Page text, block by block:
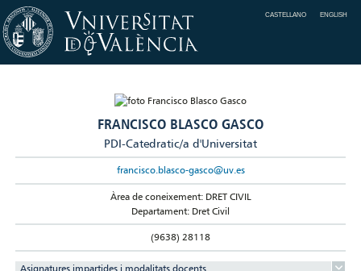
CASTELLANO ENGLISH
FRANCISCO BLASCO GASCO
PDI-Catedratic/a d'Universitat
francisco.blasco-gasco@uv.es
Àrea de coneixement: DRET CIVIL
Departament: Dret Civil
(9638) 28118
Asignatures impartides i modalitats docents